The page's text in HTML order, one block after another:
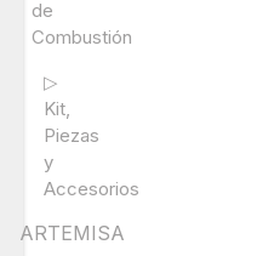
de
Combustión
▷
Kit,
Piezas
y
Accesorios
ARTEMISA